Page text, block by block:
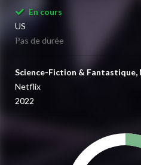
En cours
US
Pas de durée
Science-Fiction & Fantastique,
Netflix
2022